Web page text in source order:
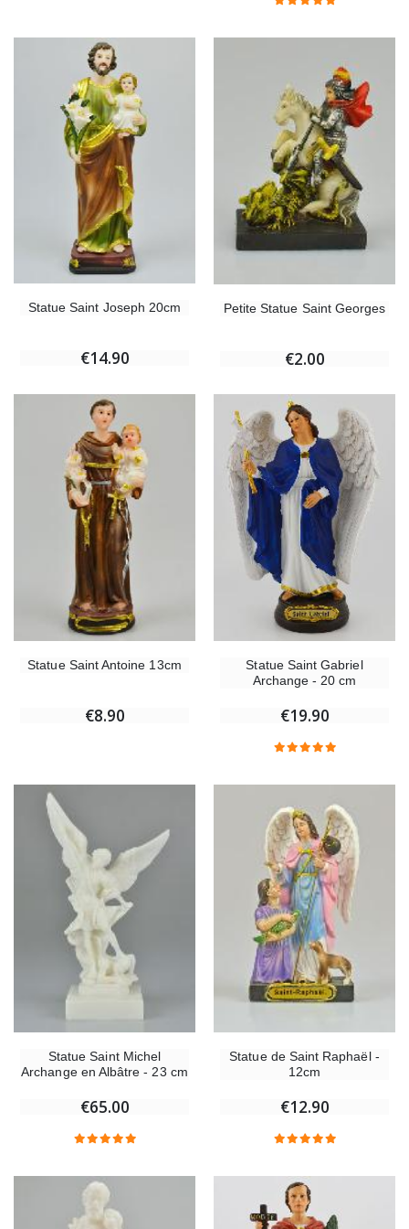
Statue Saint Joseph 20cm
€14.90
Petite Statue Saint Georges
€2.00
Statue Saint Antoine 13cm
€8.90
Statue Saint Gabriel
Archange - 20 cm
€19.90
Statue Saint Michel
Archange en Albâtre - 23 cm
€65.00
Statue de Saint Raphaël -
12cm
€12.90